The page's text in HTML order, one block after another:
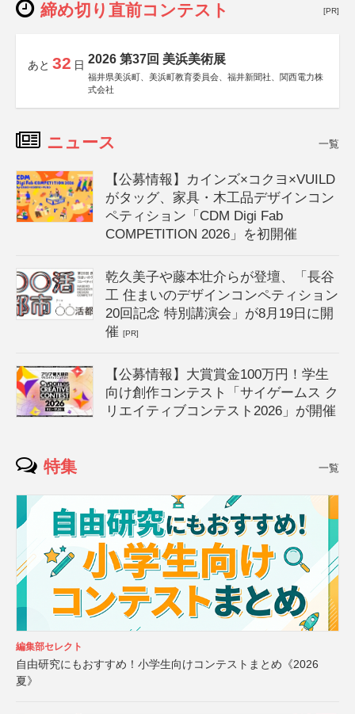
締め切り直前コンテスト [PR]
あと 32 日 2026 第37回 美浜美術展
福井県美浜町、美浜町教育委員会、福井新聞社、関西電力株
式会社
ニュース 一覧
【公募情報】カインズ×コクヨ×VUILD
がタッグ、家具・木工品デザインコン
ペティション「CDM Digi Fab
COMPETITION 2026」を初開催
乾久美子や藤本壮介らが登壇、「長谷
工 住まいのデザインコンペティション
20回記念 特別講演会」が8月19日に開
催[PR]
【公募情報】大賞賞金100万円！学生
向け創作コンテスト「サイゲームス ク
リエイティブコンテスト2026」が開催
特集 一覧
編集部セレクト
自由研究にもおすすめ！小学生向けコンテストまとめ《2026
夏》